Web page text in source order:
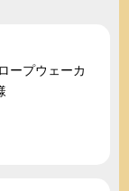
ープウェーカ